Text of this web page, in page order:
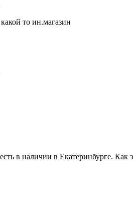
то ин.магазин
в наличии в Екатеринбурге. Как